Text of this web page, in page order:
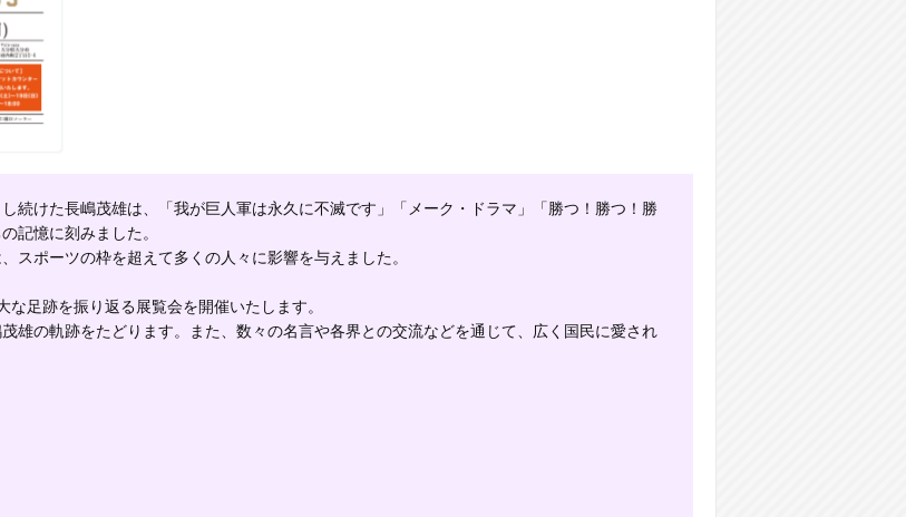
続けた長嶋茂雄は、「我が巨人軍は永久に不滅です」「メーク・ドラマ」「勝つ！勝つ！勝
記憶に刻みました。
スポーツの枠を超えて多くの人々に影響を与えました。
足跡を振り返る展覧会を開催いたします。
雄の軌跡をたどります。また、数々の名言や各界との交流などを通じて、広く国民に愛され